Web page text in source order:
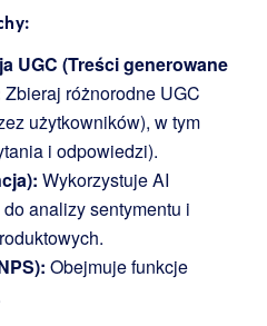
UGC (Treści generowane
Zbieraj różnorodne UGC
użytkowników), w tym
i odpowiedzi).
Wykorzystuje AI
analizy sentymentu i
Obejmuje funkcje